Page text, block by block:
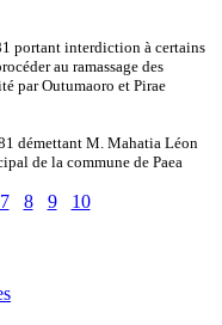
portant interdiction à certains
au ramassage des
par Outumaoro et Pirae
démettant M. Mahatia Léon
de la commune de Paea
7 8 9 10